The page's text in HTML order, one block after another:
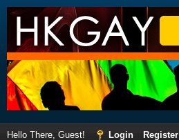
Hello There, Guest! Login
Register